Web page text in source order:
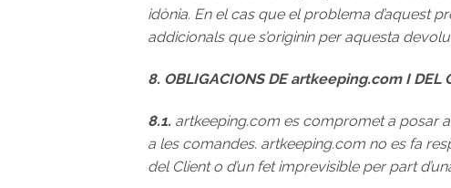
idònia. En el cas que el problema d’aquest
addicionals que s’originin per aquesta
8. OBLIGACIONS DE artkeeping.com I DEL
8.1. artkeeping.com es compromet a posar
a les comandes. artkeeping.com no es fa
del Client o d’un fet imprevisible per part